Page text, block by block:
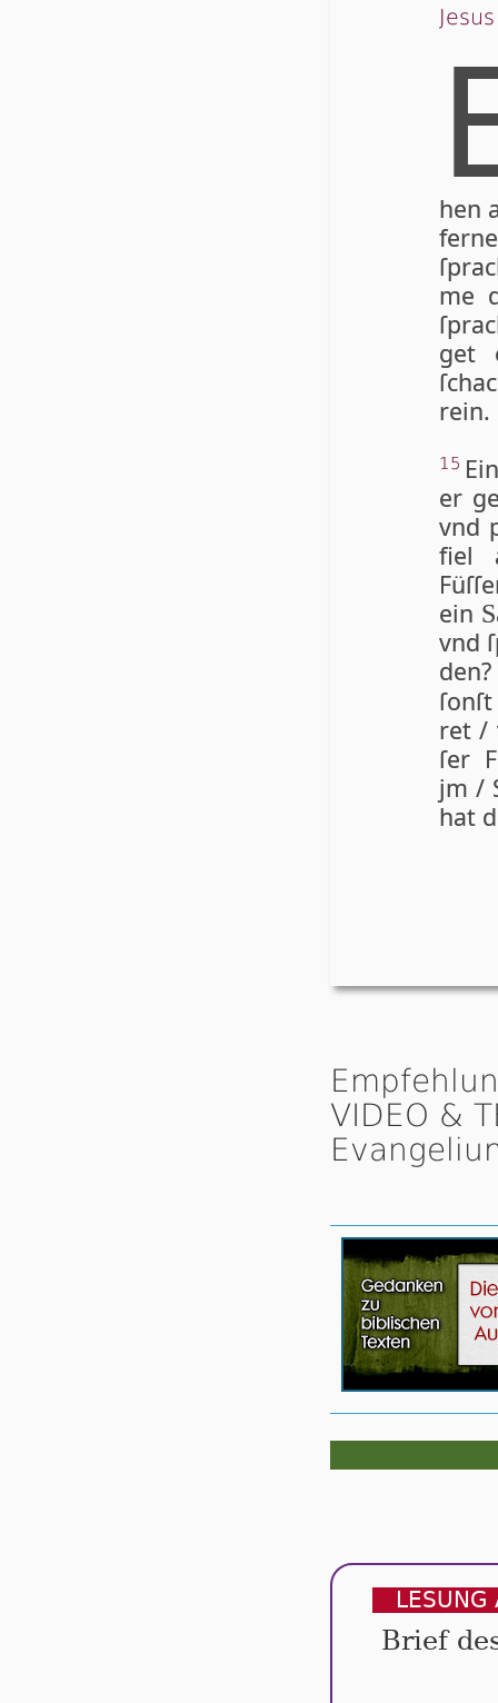
hen
me
get
rein.
15
er
vnd
fiel
ein S
vnd
ret /
ſer
jm /
hat
VIDEO &
LESUNG
Brief